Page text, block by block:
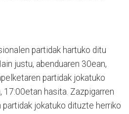
partidak hartuko ditu
justu, abenduaren 30ean,
partidak jokatuko
17:00etan hasita. Zazpigarren
partidak jokatuko dituzte herriko